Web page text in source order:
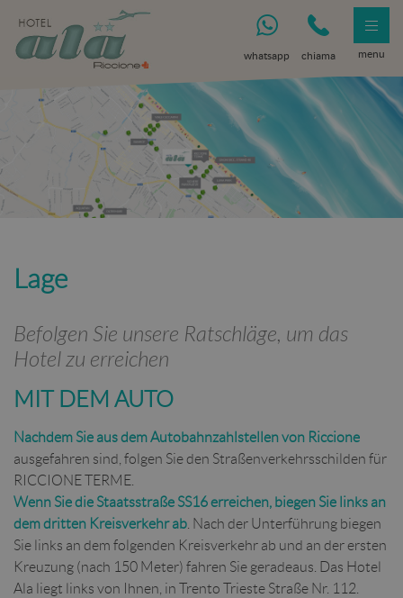
menu
whatsapp chiama
Lage
Befolgen Sie unsere Ratschläge, um das
Hotel zu erreichen
MIT DEM AUTO
Nachdem Sie aus dem Autobahnzahlstellen von Riccione
ausgefahren sind, folgen Sie den Straßenverkehrsschilden für
RICCIONE TERME.
Wenn Sie die Staatsstraße SS16 erreichen, biegen Sie links an
dem dritten Kreisverkehr ab . Nach der Unterführung biegen
Sie links an dem folgenden Kreisverkehr ab und an der ersten
Kreuzung (nach 150 Meter) fahren Sie geradeaus. Das Hotel
Ala liegt links von Ihnen, in Trento Trieste Straße Nr. 112.